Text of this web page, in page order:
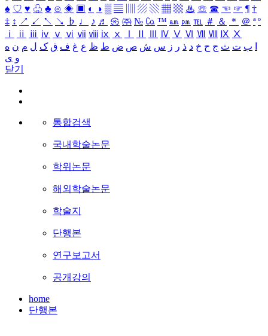
♠ ♡ ♥ ♧ ♣ ⊙ ◈ ▣ ◐ ◑ ▒ ▤ ▨ ▧ ▦ ▩ ♨ ☏ ☎ ☜ ☞ ¶ †
‡ ↕ ↗ ↙ ↖ ↘ ♭ ♩ ♪ ♬ ㉿ ㈜ № ㏇ ™ ㏂ ㏘ ℡ ＃ ＆ ＊ ＠ ª º
ⅰ
ⅱ ⅲ ⅳ ⅴ ⅵ ⅶ ⅷ ⅸ ⅹ Ⅳ Ⅴ Ⅵ Ⅶ Ⅷ Ⅸ Ⅹ
ب ت ث ج ح خ د ذ ر ز س ش ص ض ط ظ ع غ ف ق ک ل م ن ه
و ی
닫기
통합검색
국내학술논문
학위논문
해외학술논문
학술지
단행본
연구보고서
공개강의
home
단행본